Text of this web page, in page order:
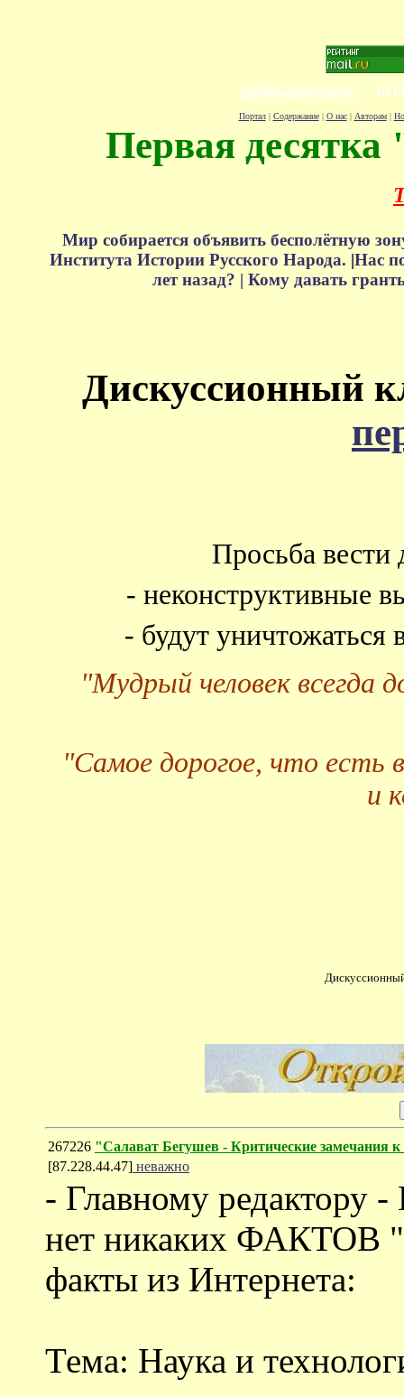
Портал| Содержание| О нас| Авторам|
Первая десятка
Мир собирается объявить бесполётную
Института Истории Русского Народа. |Нас
лет назад? | Кому давать
Дискуссионный
Просьба вести
- неконструктивные
- будут
"Мудрый человек всегда
"Самое дорогое, что есть
и
267226 "Салават Бегушев - Критические замечания
[87.228.44.47] неважно
- Главному редактору
нет никаких ФАКТОВ
факты из Интернета:
Тема: Наука и